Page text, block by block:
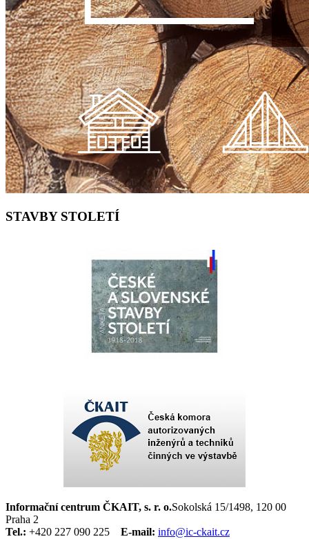
STAVBY STOLETÍ
Informační centrum ČKAIT, s. r. o.Sokolská 15/1498, 120 00
Praha 2
Tel.: +420 227 090 225 E-mail: info@ic-ckait.cz